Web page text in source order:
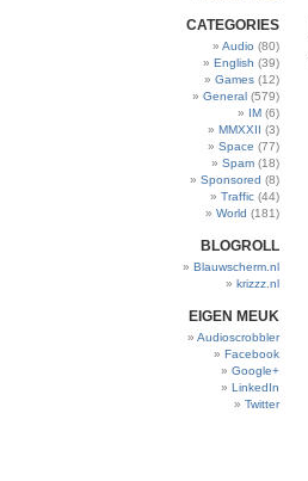
CATEGORIES
Audio (80)
English (39)
Games (12)
General (579)
IM (6)
MMXXII (3)
Space (77)
Spam (18)
Sponsored (8)
Traffic (44)
World (181)
BLOGROLL
Blauwscherm.nl
krizzz.nl
EIGEN MEUK
Audioscrobbler
Facebook
Google+
LinkedIn
Twitter